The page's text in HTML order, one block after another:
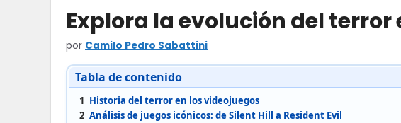
Explora la evolución del terror
por Camilo Pedro Sabattini
Tabla de contenido
1 Historia del terror en los videojuegos
2 Análisis de juegos icónicos: de Silent Hill a Resident Evil